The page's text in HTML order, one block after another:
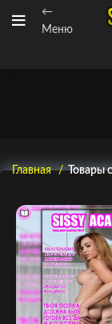
←
Меню
Главная Товары